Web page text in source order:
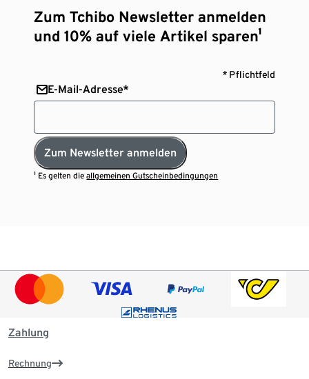
Zum Tchibo Newsletter anmelden
und 10% auf viele Artikel sparen¹
* Pflichtfeld
E-Mail-Adresse*
Zum Newsletter anmelden
¹ Es gelten dieallgemeinen Gutscheinbedingungen
Zahlung
Rechnung